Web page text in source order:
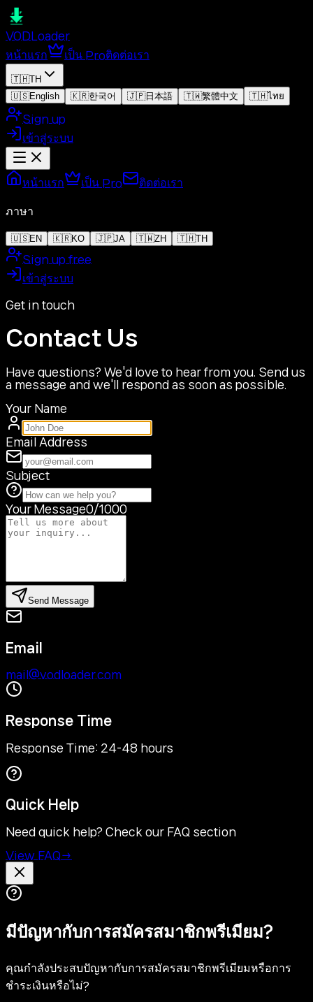
VODLoader
หน้าแรก
เป็น Proติดต่อเรา
🇹🇭TH
🇺🇸English 🇰🇷한국어 🇯🇵日本語 🇹🇼繁體中文 🇹🇭ไทย
Sign up
เข้าสู่ระบบ
หน้าแรก เป็น Pro ติดต่อเรา
ภาษา
🇺🇸EN 🇰🇷KO 🇯🇵JA 🇹🇼ZH 🇹🇭TH
Sign up free
เข้าสู่ระบบ
Get in touch
Contact Us
Have questions? We'd love to hear from you. Send us
a message and we'll respond as soon as possible.
Your Name
Email Address
Subject
Your Message0/1000
Send Message
Email
mail@vodloader.com
Response Time
Response Time: 24-48 hours
Quick Help
Need quick help? Check our FAQ section
View FAQ→
มีปัญหากับการสมัครสมาชิกพรีเมียม?
คุณกำลังประสบปัญหากับการสมัครสมาชิกพรีเมียมหรือการ
ชำระเงินหรือไม่?